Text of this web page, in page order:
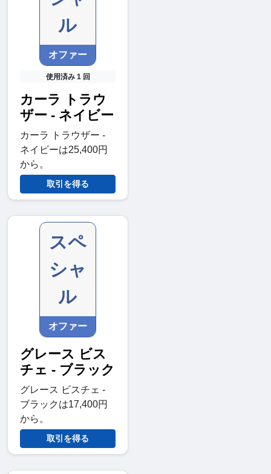
ル
オファー
使用済み 1 回
カーラ トラウ
ザー - ネイビー
カーラ トラウザー -
ネイビーは25,400円
から。
取引を得る
スペ
シャ
ル
オファー
グレース ビス
チェ - ブラック
グレース ビスチェ -
ブラックは17,400円
から。
取引を得る